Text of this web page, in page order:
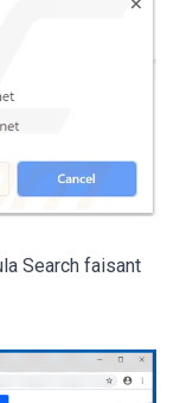
Search faisant